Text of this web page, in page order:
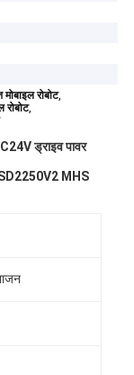
रोबोट,
रोबोट,
ड्राइव पावर
MHS